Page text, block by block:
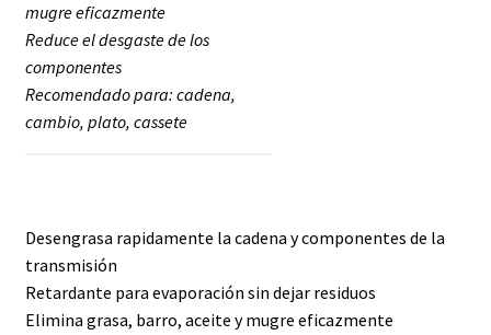
mugre eficazmente
Reduce el desgaste de los
componentes
Recomendado para: cadena,
cambio, plato, cassete
Desengrasa rapidamente la cadena y componentes de la
transmisión
Retardante para evaporación sin dejar residuos
Elimina grasa, barro, aceite y mugre eficazmente